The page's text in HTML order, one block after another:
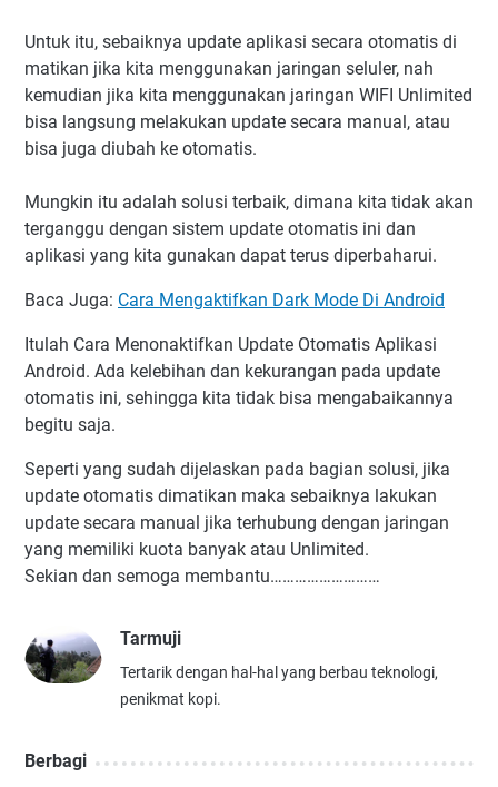
Untuk itu, sebaiknya update aplikasi secara otomatis di
matikan jika kita menggunakan jaringan seluler, nah
kemudian jika kita menggunakan jaringan WIFI Unlimited
bisa langsung melakukan update secara manual, atau
bisa juga diubah ke otomatis.
Mungkin itu adalah solusi terbaik, dimana kita tidak akan
terganggu dengan sistem update otomatis ini dan
aplikasi yang kita gunakan dapat terus diperbaharui.
Baca Juga: Cara Mengaktifkan Dark Mode Di Android
Itulah Cara Menonaktifkan Update Otomatis Aplikasi
Android. Ada kelebihan dan kekurangan pada update
otomatis ini, sehingga kita tidak bisa mengabaikannya
begitu saja.
Seperti yang sudah dijelaskan pada bagian solusi, jika
update otomatis dimatikan maka sebaiknya lakukan
update secara manual jika terhubung dengan jaringan
yang memiliki kuota banyak atau Unlimited.
Sekian dan semoga membantu………………………
Tarmuji
Tertarik dengan hal-hal yang berbau teknologi,
penikmat kopi.
Berbagi